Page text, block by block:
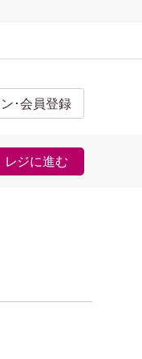
･会員登録
レジに進む